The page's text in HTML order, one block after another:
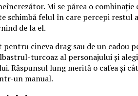
Mi se părea o
felul în care percepi restul
de la el.
cineva drag sau de un
turcoaz al personajului și
lung merită o cafea și
un manual.